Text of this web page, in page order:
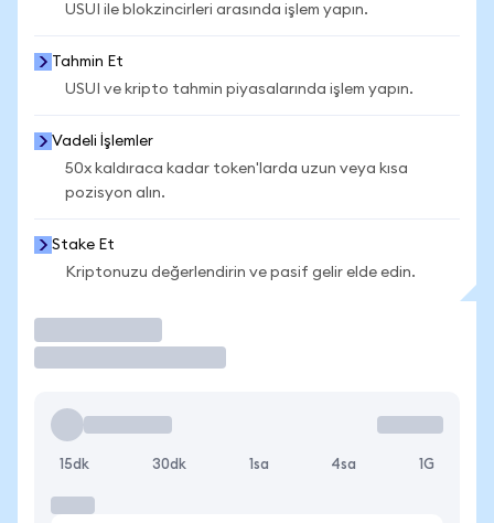
USUI ile blokzincirleri arasında işlem yapın.
Tahmin Et
USUI ve kripto tahmin piyasalarında işlem yapın.
Vadeli İşlemler
50x kaldıraca kadar token'larda uzun veya kısa
pozisyon alın.
Stake Et
Kriptonuzu değerlendirin ve pasif gelir elde edin.
15dk 30dk 1sa 4sa 1G